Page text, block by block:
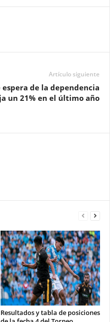
Artículo siguiente
espera de la dependencia
un 21% en el último año
Resultados y tabla de posiciones